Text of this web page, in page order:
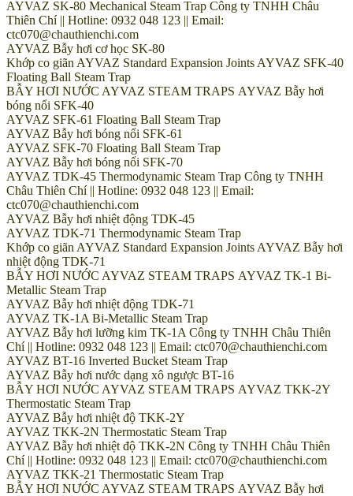
AYVAZ SK-80 Mechanical Steam Trap Công ty TNHH Châu
Thiên Chí || Hotline: 0932 048 123 || Email:
ctc070@chauthienchi.com
AYVAZ Bẫy hơi cơ học SK-80
Khớp co giãn AYVAZ Standard Expansion Joints AYVAZ SFK-40
Floating Ball Steam Trap
BẪY HƠI NƯỚC AYVAZ STEAM TRAPS AYVAZ Bẫy hơi
bóng nổi SFK-40
AYVAZ SFK-61 Floating Ball Steam Trap
AYVAZ Bẫy hơi bóng nổi SFK-61
AYVAZ SFK-70 Floating Ball Steam Trap
AYVAZ Bẫy hơi bóng nổi SFK-70
AYVAZ TDK-45 Thermodynamic Steam Trap Công ty TNHH
Châu Thiên Chí || Hotline: 0932 048 123 || Email:
ctc070@chauthienchi.com
AYVAZ Bẫy hơi nhiệt động TDK-45
AYVAZ TDK-71 Thermodynamic Steam Trap
Khớp co giãn AYVAZ Standard Expansion Joints AYVAZ Bẫy hơi
nhiệt động TDK-71
BẪY HƠI NƯỚC AYVAZ STEAM TRAPS AYVAZ TK-1 Bi-
Metallic Steam Trap
AYVAZ Bẫy hơi nhiệt động TDK-71
AYVAZ TK-1A Bi-Metallic Steam Trap
AYVAZ Bẫy hơi lưỡng kim TK-1A Công ty TNHH Châu Thiên
Chí || Hotline: 0932 048 123 || Email: ctc070@chauthienchi.com
AYVAZ BT-16 Inverted Bucket Steam Trap
AYVAZ Bẫy hơi nước dạng xô ngược BT-16
BẪY HƠI NƯỚC AYVAZ STEAM TRAPS AYVAZ TKK-2Y
Thermostatic Steam Trap
AYVAZ Bẫy hơi nhiệt độ TKK-2Y
AYVAZ TKK-2N Thermostatic Steam Trap
AYVAZ Bẫy hơi nhiệt độ TKK-2N Công ty TNHH Châu Thiên
Chí || Hotline: 0932 048 123 || Email: ctc070@chauthienchi.com
AYVAZ TKK-21 Thermostatic Steam Trap
BẪY HƠI NƯỚC AYVAZ STEAM TRAPS AYVAZ Bẫy hơi